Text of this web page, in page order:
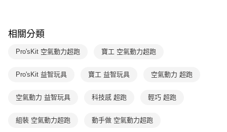
【注意事項】
1.本服務係由「台灣大哥大股份有限公司」（以下簡稱本公司）所提供，讓
用戶於交易時，得透過本服務購買商品或服務，並由商店將買賣／分期付款
買賣價金債權讓與本公司後，依約使用本公司帳單繳交帳款。
資料（包含姓名、電話或地址）提供予台灣大哥大進項蒐集、處理及利用，
3.完整用戶服務條款，請詳閱以下連結：
https://oppay.tw/userRule
ATM／網路銀行／等多元方式進行付款，方視為交易完成。
購買商品的店家。未經商家同意取消之訂單仍視為有效，需透過AFTEE先享
是否繳費成功／繳費後需取消欲退款等相關疑問，請聯繫「AFTEE先享後付
易，需依本服務之必要範圍內提供個人資料，並將交易相關給付款項請求債
相關分類
Pro'sKit 空氣動力超跑 寶工 空氣動力超跑
Pro'sKit 益智玩具 寶工 益智玩具 空氣動力 超跑
空氣動力 益智玩具 科技感 超跑 輕巧 超跑
組裝 空氣動力超跑 動手做 空氣動力超跑